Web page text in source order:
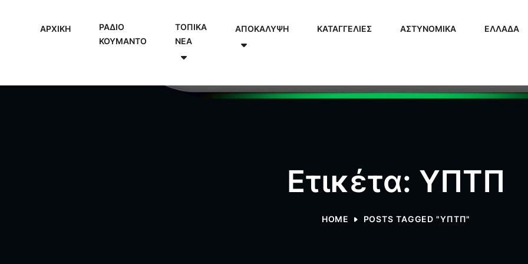
ΑΡΧΙΚΗ
ΡΑΔΙΟ
ΚΟΥΜΑΝΤΟ
ΤΟΠΙΚΑ
NEA
ΑΠΟΚΑΛΥΨΗ ΚΑΤΑΓΓΕΛΙΕΣ ΑΣΤΥΝΟΜΙΚΑ ΕΛΛΑΔΑ
Ετικέτα: ΥΠΤΠ
HOME POSTS TAGGED "ΥΠΤΠ"